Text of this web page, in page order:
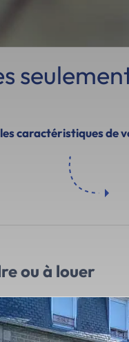
caractéristiques de
ou à louer